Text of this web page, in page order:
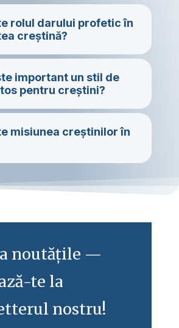
rolul darului profetic în
creștină?
important un stil de
pentru creștini?
misiunea creștinilor în
noutățile —
te la
nostru!